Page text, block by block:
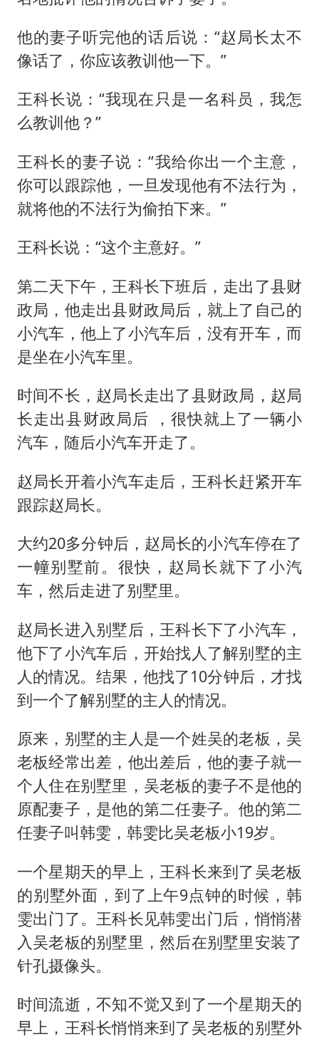
他的妻子听完他的话后说：“赵局长太不
像话了，你应该教训他一下。”
王科长说：“我现在只是一名科员，我怎
么教训他？”
王科长的妻子说：“我给你出一个主意，
你可以跟踪他，一旦发现他有不法行为，
就将他的不法行为偷拍下来。”
王科长说：“这个主意好。”
第二天下午，王科长下班后，走出了县财
政局，他走出县财政局后，就上了自己的
小汽车，他上了小汽车后，没有开车，而
是坐在小汽车里。
时间不长，赵局长走出了县财政局，赵局
长走出县财政局后 ，很快就上了一辆小
汽车，随后小汽车开走了。
赵局长开着小汽车走后，王科长赶紧开车
跟踪赵局长。
大约20多分钟后，赵局长的小汽车停在了
一幢别墅前。很快，赵局长就下了小汽
车，然后走进了别墅里。
赵局长进入别墅后，王科长下了小汽车，
他下了小汽车后，开始找人了解别墅的主
人的情况。结果，他找了10分钟后，才找
到一个了解别墅的主人的情况。
原来，别墅的主人是一个姓吴的老板，吴
老板经常出差，他出差后，他的妻子就一
个人住在别墅里，吴老板的妻子不是他的
原配妻子，是他的第二任妻子。他的第二
任妻子叫韩雯，韩雯比吴老板小19岁。
一个星期天的早上，王科长来到了吴老板
的别墅外面，到了上午9点钟的时候，韩
雯出门了。王科长见韩雯出门后，悄悄潜
入吴老板的别墅里，然后在别墅里安装了
针孔摄像头。
时间流逝，不知不觉又到了一个星期天的
早上，王科长悄悄来到了吴老板的别墅外